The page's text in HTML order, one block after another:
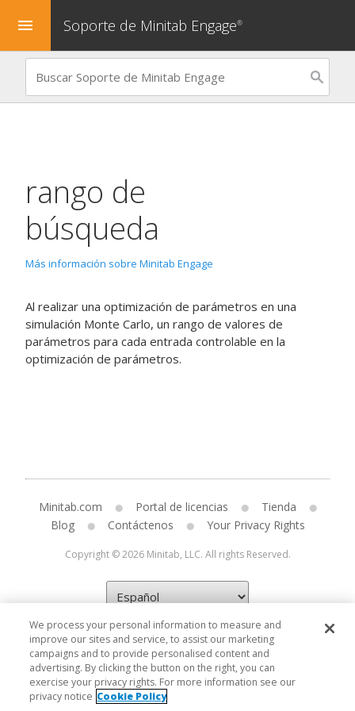
menu Soporte de Minitab Engage®
rango de
búsqueda
Más información sobre Minitab Engage
Al realizar una optimización de parámetros en una
simulación Monte Carlo, un rango de valores de
parámetros para cada entrada controlable en la
optimización de parámetros.
Minitab.com Portal de licencias
Tienda
Blog
Contáctenos Your Privacy Rights
Copyright © 2026 Minitab, LLC. All rights Reserved.
We process your personal information to measure and
improve our sites and service, to assist our marketing
campaigns and to provide personalised content and
advertising. By clicking the button on the right, you can
exercise your privacy rights. For more information see our
privacy notice Cookie Policy